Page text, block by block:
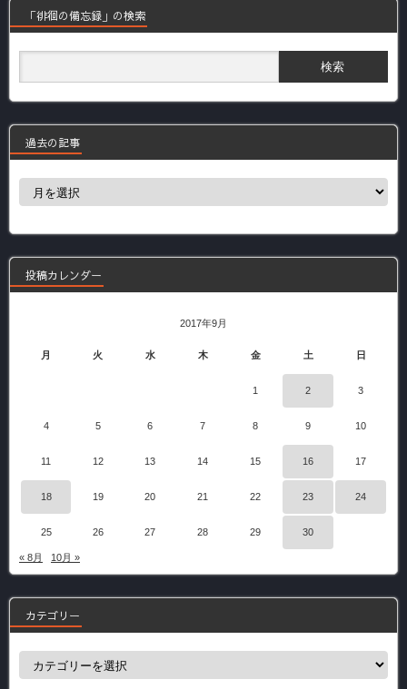
「徘徊の備忘録」の検索
過去の記事
過
事
投稿カレンダー
2017年9月
月 火 水 木 金 土 日
1 2 3
4 5 6 7 8 9 10
11 12 13 14 15 16 17
18 19 20 21 22 23 24
25 26 27 28 29 30
« 8月 10月 »
カテゴリー
カ